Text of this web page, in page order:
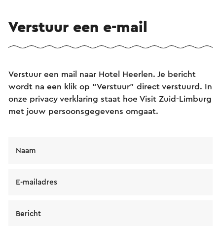
Verstuur een e-mail
Verstuur een mail naar Hotel Heerlen. Je bericht
wordt na een klik op “Verstuur” direct verstuurd. In
onze privacy verklaring staat hoe Visit Zuid-Limburg
met jouw persoonsgegevens omgaat.
Naam
E-mailadres
Bericht